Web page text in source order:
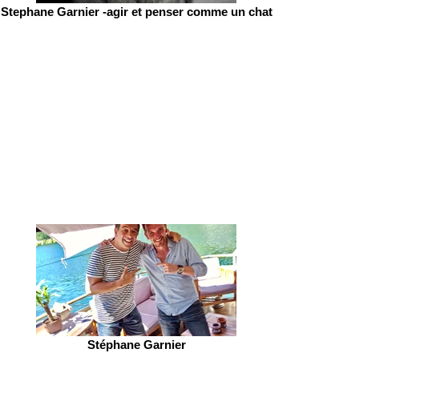
Stephane Garnier -agir et penser comme un chat
Stéphane Garnier